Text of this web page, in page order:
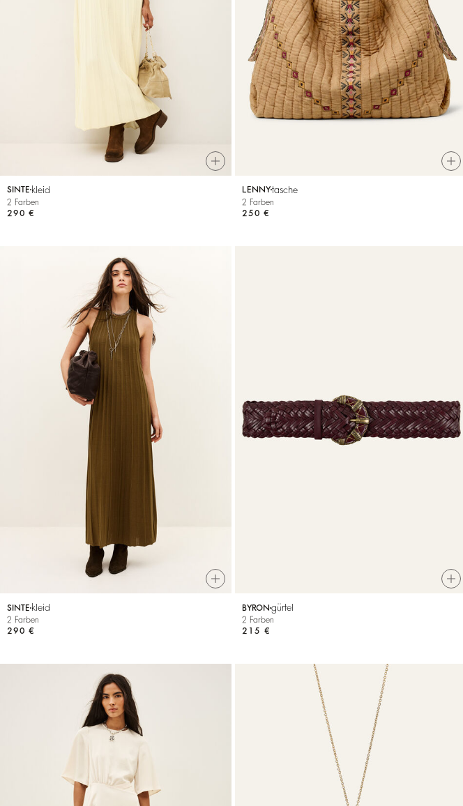
SweatshirtsALLES ANZEIGEN
SINTE kleid
2 Farben
290 €
LENNYtasche
2 Farben
250 €
SINTE kleid
2 Farben
290 €
BYRONgürtel
2 Farben
215 €